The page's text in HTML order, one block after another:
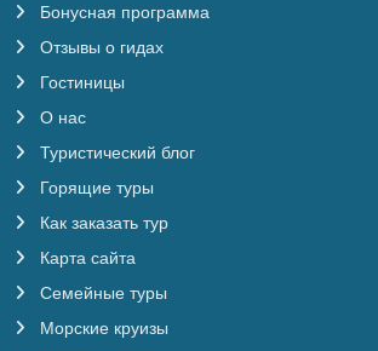
Бонусная программа
Отзывы о гидах
Гостиницы
О нас
Туристический блог
Горящие туры
Как заказать тур
Карта сайта
Семейные туры
Морские круизы